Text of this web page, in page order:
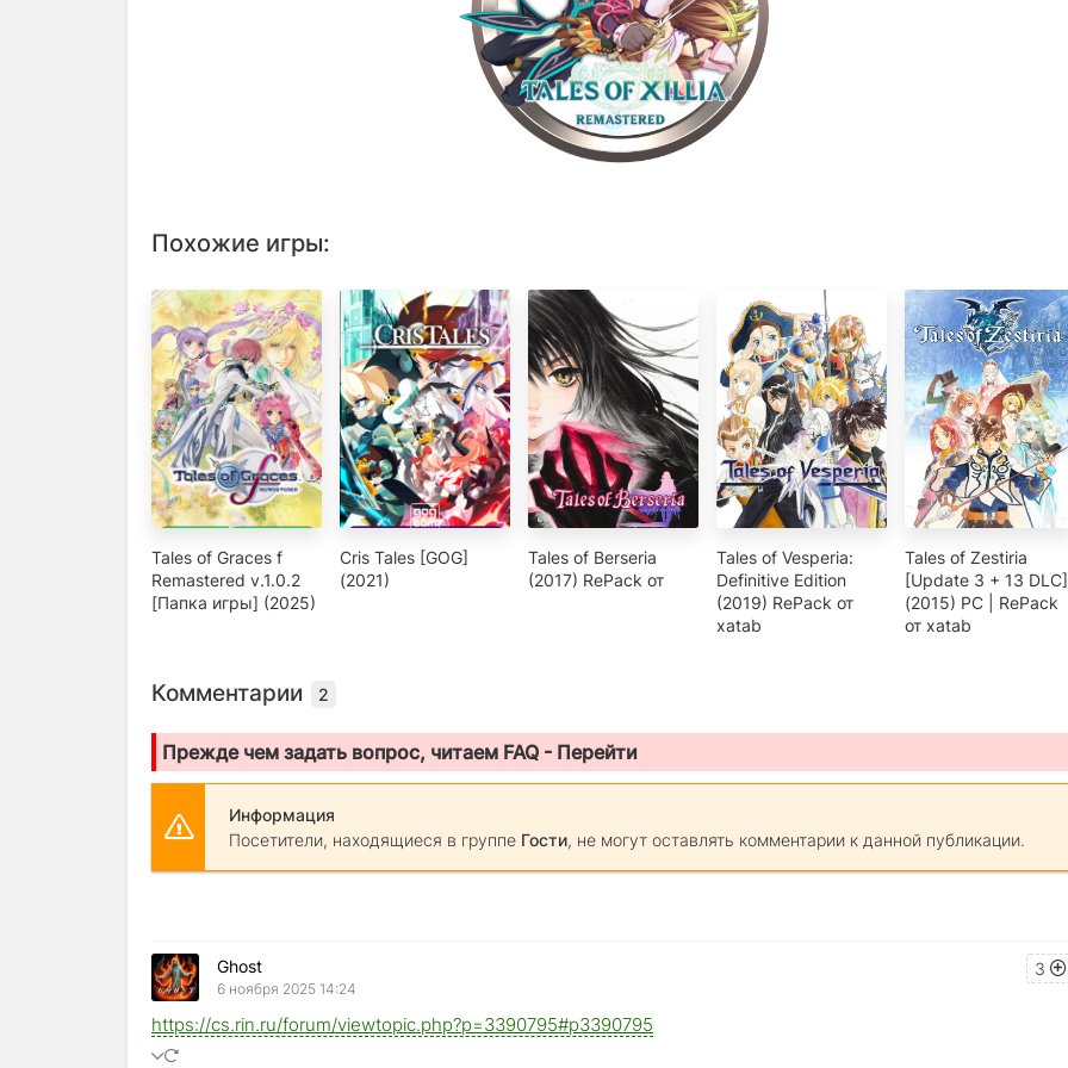
Похожие игры:
Tales of Graces f
Remastered v.1.0.2
[Папка игры] (2025)
Cris Tales [GOG]
(2021)
Tales of Berseria
(2017) RePack от
Tales of Vesperia:
Definitive Edition
(2019) RePack от
xatab
Tales of Zestiria
[Update 3 + 13 DLC]
(2015) PC | RePack
от xatab
Комментарии 2
Прежде чем задать вопрос, читаем FAQ - Перейти
Информация
Посетители, находящиеся в группе Гости, не могут оставлять комментарии к данной публикации.
3
Ghost
6 ноября 2025 14:24
https://cs.rin.ru/forum/viewtopic.php?p=3390795#p3390795